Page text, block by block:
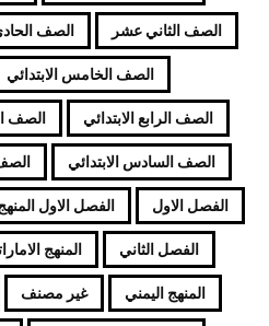
الصف الثاني عشر الصف
الصف الخامس الابتدائي
الصف الرابع الابتدائي الصف
الصف السادس الابتدائي
الفصل الاول الفصل الاول
الفصل الثاني المنهج
المنهج اليمني غير مصنف